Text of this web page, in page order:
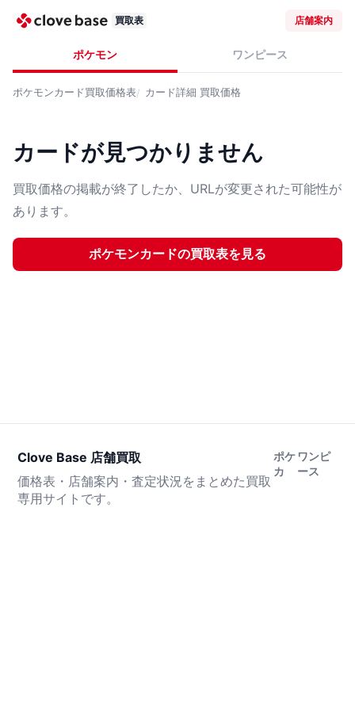
買取表 店舗案内
ポケモン ワンピース
ポケモンカード買取価格表 カード詳細 買取価格
カードが見つかりません
買取価格の掲載が終了したか、URLが変更された可能性が
あります。
ポケモンカードの買取表を見る
Clove Base 店舗買取
価格表・店舗案内・査定状況をまとめた買取
専用サイトです。
ポケ
カ
ワンピ
ース